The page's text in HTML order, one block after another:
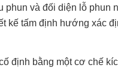
và đối diện lỗ
kế tấm định hướng
bằng một cơ chế